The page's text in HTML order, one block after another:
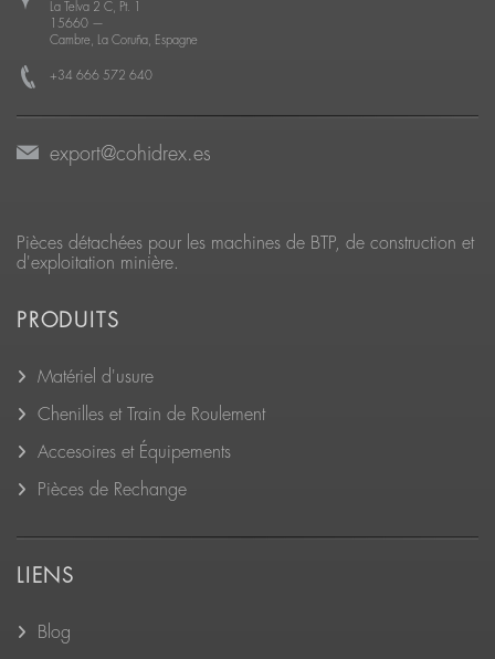
La Telva 2 C, Pt. 1
15660 —
Cambre, La Coruña, Espagne
+34 666 572 640
export@cohidrex.es
Pièces détachées pour les machines de BTP, de construction et
d'exploitation minière.
PRODUITS
Matériel d'usure
Chenilles et Train de Roulement
Accesoires et Équipements
Pièces de Rechange
LIENS
Blog